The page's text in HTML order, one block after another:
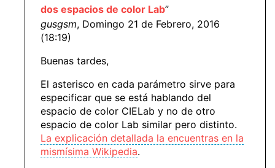
dos espacios de color Lab”
gusgsm, Domingo 21 de Febrero, 2016
(18:19)
Buenas tardes,
El asterisco en cada parámetro sirve para
especificar que se está hablando del
espacio de color CIELab y no de otro
espacio de color Lab similar pero distinto.
La explicación detallada la encuentras en la
mismísima Wikipedia.